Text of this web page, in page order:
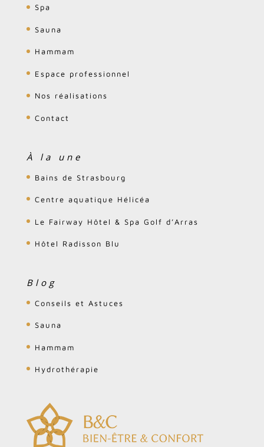
Spa
Sauna
Hammam
Espace professionnel
Nos réalisations
Contact
À la une
Bains de Strasbourg
Centre aquatique Hélicéa
Le Fairway Hôtel & Spa Golf d’Arras
Hôtel Radisson Blu
Blog
Conseils et Astuces
Sauna
Hammam
Hydrothérapie